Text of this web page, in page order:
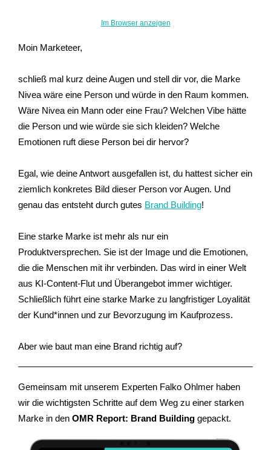
Im Browser anzeigen
Moin Marketeer,
schließ mal kurz deine Augen und stell dir vor, die Marke
Nivea wäre eine Person und würde in den Raum kommen.
Wäre Nivea ein Mann oder eine Frau? Welchen Vibe hätte
die Person und wie würde sie sich kleiden? Welche
Emotionen ruft diese Person bei dir hervor?
Egal, wie deine Antwort ausgefallen ist, du hattest sicher ein
ziemlich konkretes Bild dieser Person vor Augen. Und
genau das entsteht durch gutes Brand Building!
Eine starke Marke ist mehr als nur ein
Produktversprechen. Sie ist der Image und die Emotionen,
die die Menschen mit ihr verbinden. Das wird in einer Welt
aus KI-Content-Flut und Überangebot immer wichtiger.
Schließlich führt eine starke Marke zu langfristiger Loyalität
der Kund*innen und zur Bevorzugung im Kaufprozess.
Aber wie baut man eine Brand richtig auf?
Gemeinsam mit unserem Experten Falko Ohlmer haben
wir die wichtigsten Schritte auf dem Weg zu einer starken
Marke in den OMR Report: Brand Building gepackt.